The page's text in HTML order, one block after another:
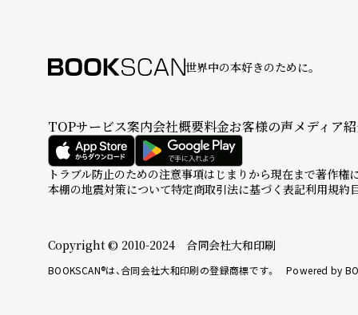
世界中の本好きのために。
TOPサービス案内会社概要料金お客様の声メディア
トラブル防止のための注意事項はじまりから現在まで著作権
本棚の地震対策について特定商取引法に基づく表記利用規約
Copyright © 2010-2024 合同会社大和印刷
BOOKSCAN®は、合同会社大和印刷の登録商標です。 Powered by